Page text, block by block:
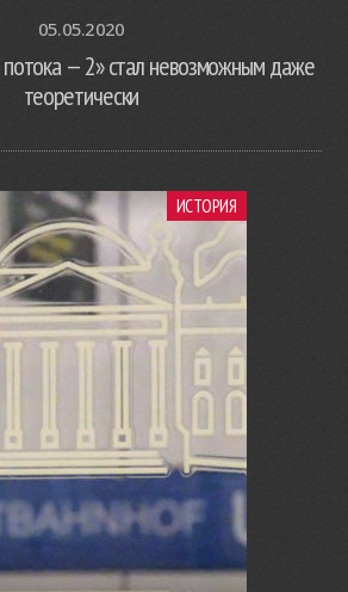
05.05.2020
потока — 2» стал невозможным даже
теоретически
ИСТОРИЯ